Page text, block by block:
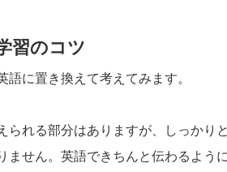
習のコツ
に置き換えて考えてみます。
られる部分はありますが、しっかり
ません。英語できちんと伝わるよう